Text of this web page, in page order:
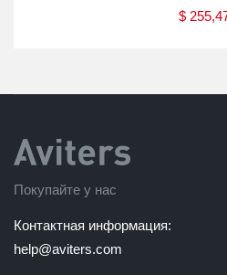
$
Покупайте у нас
Контактная информация:
help@aviters.com